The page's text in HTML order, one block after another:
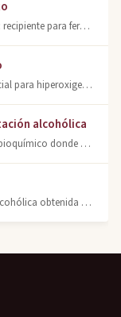
Depósito: recipiente para fermentación y almacenamiento de vino. Materiales: ace
Gas esencial para hiperoxigenación de mostos y oxigenación de vinos. Pureza 99%,
alcohólica
Proceso bioquímico donde las levaduras convierten azúcares en alcohol etílico. F
Bebida alcohólica obtenida por fermentación de uva. Descubre qué es el vino, sus